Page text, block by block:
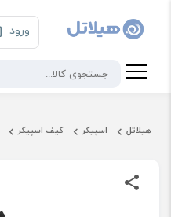
ورود
هیلاتل اسپیکر کیف اسپیکر